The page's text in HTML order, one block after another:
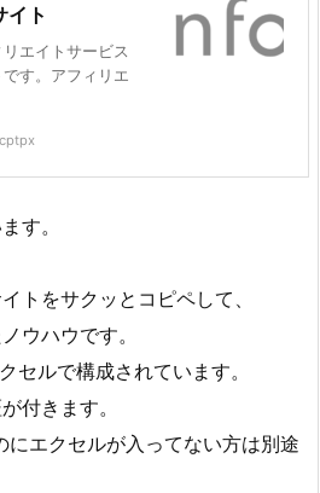
イト
エイトサービス
す。アフィリエ
す。
トをサクッとコピペして、
ウハウです。
セルで構成されています。
付きます。
にエクセルが入ってない方は別途